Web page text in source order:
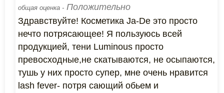
общая оценка - Положительно
Здравствуйте! Косметика Ja-De это просто
нечто потрясающее! Я пользуюсь всей
продукцией, тени Luminous просто
превосходные,не скатываются, не осыпаются,
тушь у них просто супер, мне очень нравится
lash fever- потря сающий обьем и